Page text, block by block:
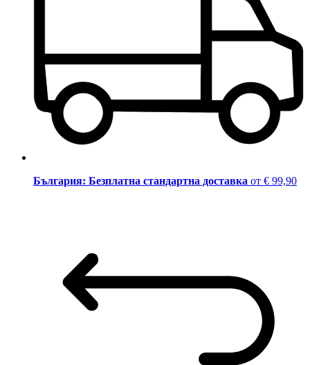
България: Безплатна стандартна доставка от € 99,90